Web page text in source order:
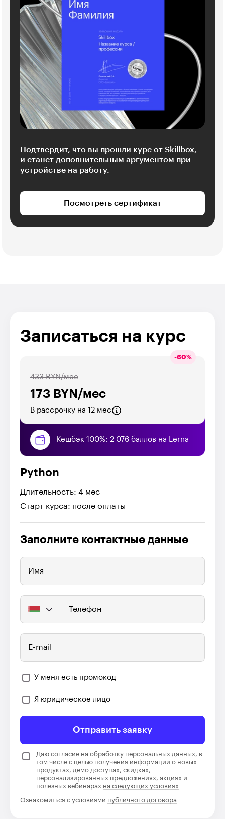
Подтвердит, что вы прошли курс от Skillbox,
и станет дополнительным аргументом при
устройстве на работу.
Посмотреть сертификат
Записаться на курс
-60%
173 BYN/мес
433 BYN/мес
В рассрочку на 12 мес
Кешбэк 100%: 2 076 баллов на Lerna
Python
Длительность: 4 мес
Старт курса: после оплаты
Заполните контактные данные
Имя
Телефон
E-mail
У меня есть промокод
Я юридическое лицо
Отправить заявку
Даю согласие на обработку персональных данных, в
том числе с целью получения информации о новых
продуктах, демо доступах, скидках,
персонализированных предложениях, акциях и
полезных вебинарах на следующих условиях
Ознакомиться с условиями публичного договора